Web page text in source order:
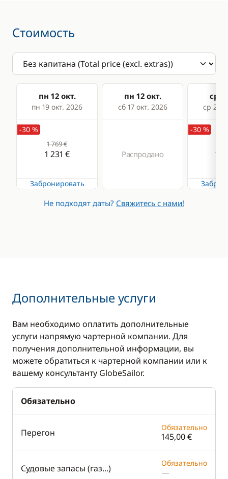
Стоимость
пн 12 окт.
пн 19 окт. 2026
пн 12 окт.
сб 17 окт. 2026
ср
ср 21
-30 %
1 769 €
1 231 €
Забронировать
Распродано
-30 %
1
Не подходят даты? Свяжитесь с нами!
Дополнительные услуги
Вам необходимо оплатить дополнительные
услуги напрямую чартерной компании. Для
получения дополнительной информации, вы
можете обратиться к чартерной компании или к
вашему консультанту GlobeSailor.
Обязательно
Перегон Обязательно
145,00 €
Судовые запасы (газ...) Обязательно
—